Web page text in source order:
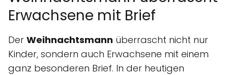
Erwachsene mit Brief
Der Weihnachtsmann überrascht nicht nur
Kinder, sondern auch Erwachsene mit einem
ganz besonderen Brief. In der heutigen